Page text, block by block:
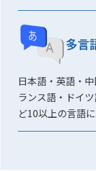
多言
日本語・英語・
ランス語・ドイ
ど10以上の言語